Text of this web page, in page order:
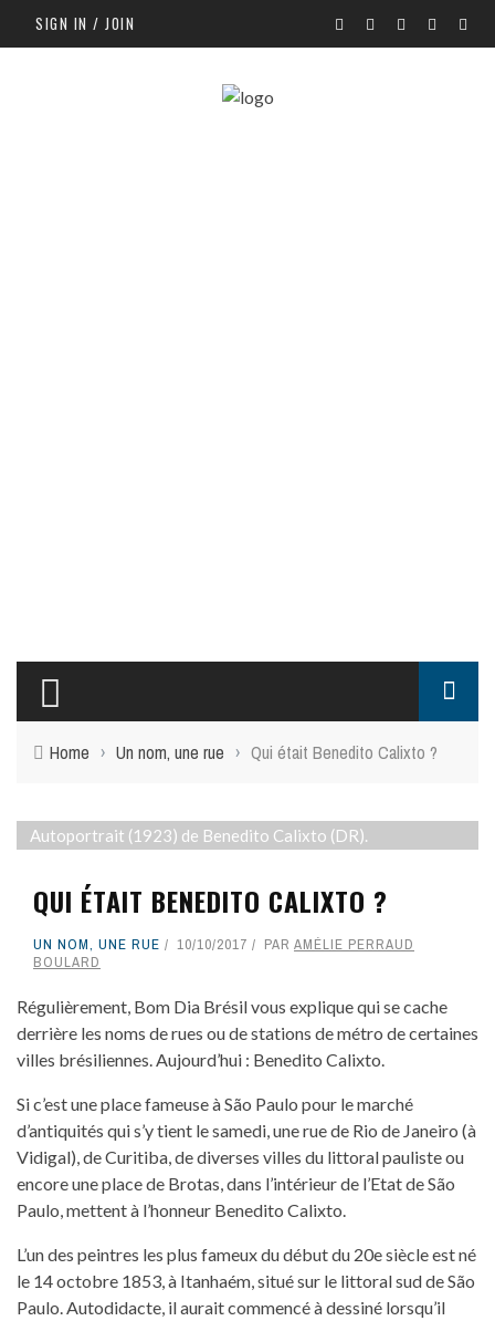
SIGN IN / JOIN
Home › Un nom, une rue › Qui était Benedito Calixto ?
Autoportrait (1923) de Benedito Calixto (DR).
QUI ÉTAIT BENEDITO CALIXTO ?
UN NOM, UNE RUE 10/10/2017 PAR AMÉLIE PERRAUD
BOULARD
Régulièrement, Bom Dia Brésil vous explique qui se cache
derrière les noms de rues ou de stations de métro de certaines
villes brésiliennes. Aujourd’hui : Benedito Calixto.
Si c’est une place fameuse à São Paulo pour le marché
d’antiquités qui s’y tient le samedi, une rue de Rio de Janeiro (à
Vidigal), de Curitiba, de diverses villes du littoral pauliste ou
encore une place de Brotas, dans l’intérieur de l’Etat de São
Paulo, mettent à l’honneur Benedito Calixto.
L’un des peintres les plus fameux du début du 20e siècle est né
le 14 octobre 1853, à Itanhaém, situé sur le littoral sud de São
Paulo. Autodidacte, il aurait commencé à dessiné lorsqu’il